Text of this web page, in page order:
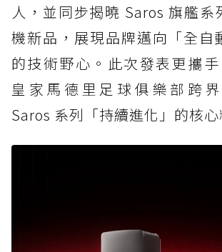
人，並同步揭曉 Saros 旗艦系
機新品，展現品牌邁向「全自
的技術野心。此次發表更攜
皇家馬德里足球俱樂部跨
Saros 系列「持續進化」的核心